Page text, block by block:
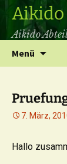
Aikido
Aikido
Menü
7. März,
Hallo